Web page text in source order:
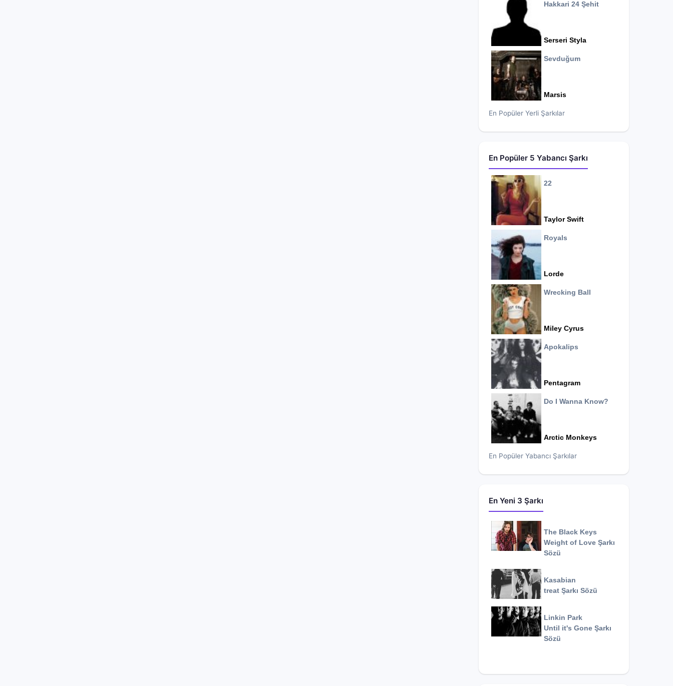
Hakkari 24 Şehit
Serseri Styla
Sevduğum
Marsis
En Popüler Yerli Şarkılar
En Popüler 5 Yabancı Şarkı
22
Taylor Swift
Royals
Lorde
Wrecking Ball
Miley Cyrus
Apokalips
Pentagram
Do I Wanna Know?
Arctic Monkeys
En Popüler Yabancı Şarkılar
En Yeni 3 Şarkı
The Black Keys
Weight of Love Şarkı
Sözü
Kasabian
treat Şarkı Sözü
Linkin Park
Until it's Gone Şarkı
Sözü